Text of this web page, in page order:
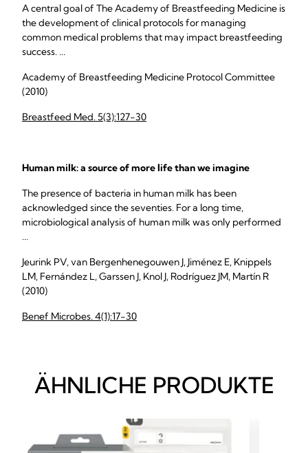
A central goal of The Academy of Breastfeeding Medicine is
the development of clinical protocols for managing
common medical problems that may impact breastfeeding
success. ...
Academy of Breastfeeding Medicine Protocol Committee
(2010)
Breastfeed Med. 5(3):127-30
Human milk: a source of more life than we imagine
The presence of bacteria in human milk has been
acknowledged since the seventies. For a long time,
microbiological analysis of human milk was only performed
...
Jeurink PV, van Bergenhenegouwen J, Jiménez E, Knippels
LM, Fernández L, Garssen J, Knol J, Rodríguez JM, Martín R
(2010)
Benef Microbes. 4(1):17-30
ÄHNLICHE PRODUKTE